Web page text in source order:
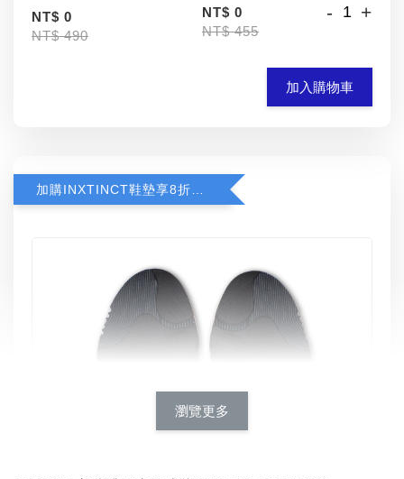
NT$ 0
NT$ 490
NT$ 0
NT$ 455
- +
加入購物車
瀏覽更多